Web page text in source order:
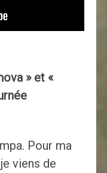
» et «
Pour ma
viens de